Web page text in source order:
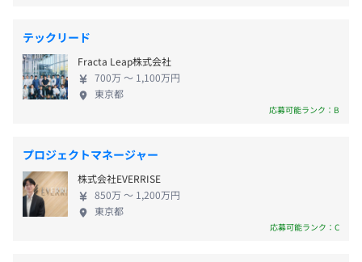
プロジェクトごとに選択
当社の大きな特徴は、全案件が100%プライム契約である
ことです。間に他社を介さないため、クライアントが抱え
る本質的な課題をダイレクトに吸い上げることができ、自
分の技術がビジネスを動かしているという確かな手触り感
を得られます。また、社内のコンサルタントと密に連携す
■産休・育休・介護休（実績あり）
賞与：あり
といった上流から、業務構築・改善／システム導
入・運用といった下流までの一気通貫したサービス
を提供しており、幅広いフェーズで活躍していただ
けます。クライアントとの距離が近い環境で、需要が
高く専門的なソリューション経験を積み上げられる
場価値を高められます。
テックリード
Fracta Leap株式会社
700万 〜 1,100万円
東京都
応募可能ランク：B
プロジェクトマネージャー
株式会社EVERRISE
850万 〜 1,200万円
東京都
応募可能ランク：C